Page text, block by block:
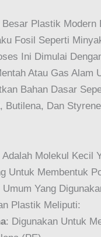
Besar Plastik Modern
Fosil Seperti
Ini Dimulai
Atau Gas Alam
Bahan Dasar
Butilena, Dan
Adalah Molekul Kecil
Untuk Membentuk
Umum Yang
Plastik Meliputi:
: Digunakan Untuk